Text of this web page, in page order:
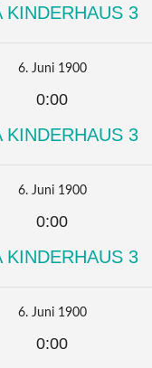
KINDERHAUS 3
6. Juni 1900
0:00
KINDERHAUS 3
6. Juni 1900
0:00
KINDERHAUS 3
6. Juni 1900
0:00